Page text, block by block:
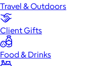
Travel & Outdoors
Client Gifts
Food & Drinks